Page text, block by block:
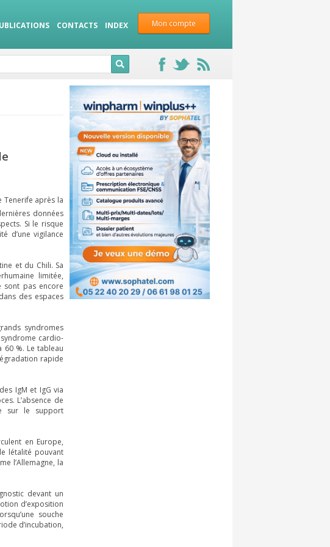
Mon compte
CONTACTS INDEX
Tenerife après la
données
Si le risque
d’une vigilance
et du Chili. Sa
limitée,
sont pas encore
des espaces
syndromes
cardio-
%. Le tableau
rapide
IgM et IgG via
L’absence de
sur le support
en Europe,
létalité pouvant
l’Allemagne, la
devant un
d’exposition
souche
d’incubation,